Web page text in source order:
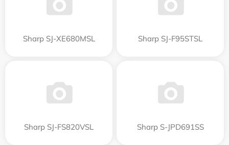
Sharp SJ-XE680MSL Sharp SJ-F95STSL
Sharp SJ-FS820VSL Sharp S-JPD691SS